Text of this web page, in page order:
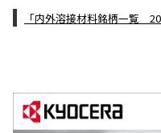
「内外溶接材料銘柄一覧